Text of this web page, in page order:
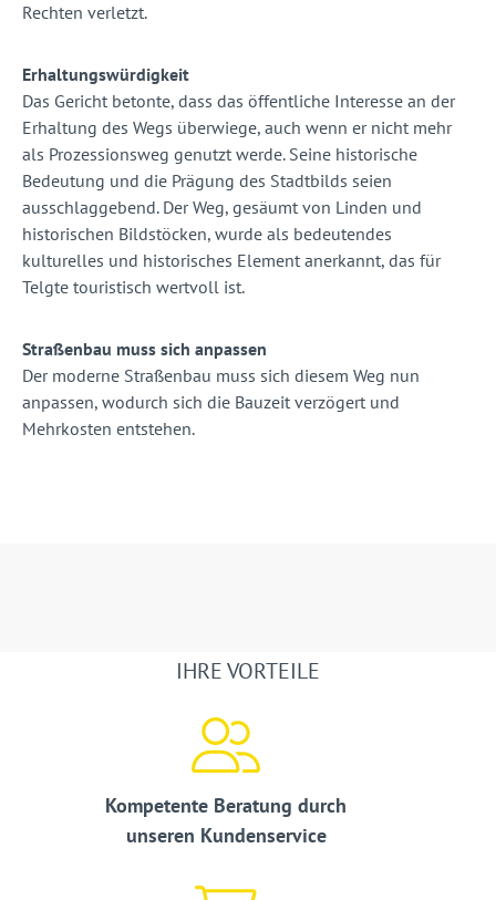
Rechten verletzt.
Erhaltungswürdigkeit
Das Gericht betonte, dass das öffentliche Interesse an der
Erhaltung des Wegs überwiege, auch wenn er nicht mehr
als Prozessionsweg genutzt werde. Seine historische
Bedeutung und die Prägung des Stadtbilds seien
ausschlaggebend. Der Weg, gesäumt von Linden und
historischen Bildstöcken, wurde als bedeutendes
kulturelles und historisches Element anerkannt, das für
Telgte touristisch wertvoll ist.
Straßenbau muss sich anpassen
Der moderne Straßenbau muss sich diesem Weg nun
anpassen, wodurch sich die Bauzeit verzögert und
Mehrkosten entstehen.
IHRE VORTEILE
Kompetente Beratung durch
unseren Kundenservice